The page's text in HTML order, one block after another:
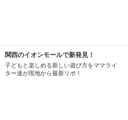
関西のイオンモールで新発見！
子どもと楽しめる新しい遊び方をママライ
ター達が現地から最新リポ！